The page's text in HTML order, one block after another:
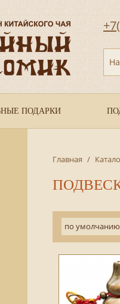
ПОДАРКИ
Главная /
по умолчанию